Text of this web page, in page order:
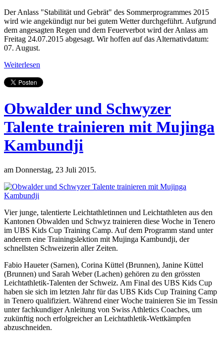
Der Anlass "Stabilität und Gebrät" des Sommerprogrammes 2015
wird wie angekündigt nur bei gutem Wetter durchgeführt. Aufgrund
dem angesagten Regen und dem Feuerverbot wird der Anlass am
Freitag 24.07.2015 abgesagt. Wir hoffen auf das Alternativdatum:
07. August.
Weiterlesen
Obwalder und Schwyzer
Talente trainieren mit Mujinga
Kambundji
am Donnerstag, 23 Juli 2015.
Vier junge, talentierte Leichtathletinnen und Leichtathleten aus den
Kantonen Obwalden und Schwyz trainieren diese Woche in Tenero
im UBS Kids Cup Training Camp. Auf dem Programm stand unter
anderem eine Trainingslektion mit Mujinga Kambundji, der
schnellsten Schweizerin aller Zeiten.
Fabio Haueter (Sarnen), Corina Küttel (Brunnen), Janine Küttel
(Brunnen) und Sarah Weber (Lachen) gehören zu den grössten
Leichtathletik-Talenten der Schweiz. Am Final des UBS Kids Cup
haben sie sich im letzten Jahr für das UBS Kids Cup Training Camp
in Tenero qualifiziert. Während einer Woche trainieren Sie im Tessin
unter fachkundiger Anleitung von Swiss Athletics Coaches, um
zukünftig noch erfolgreicher an Leichtathletik-Wettkämpfen
abzuschneiden.